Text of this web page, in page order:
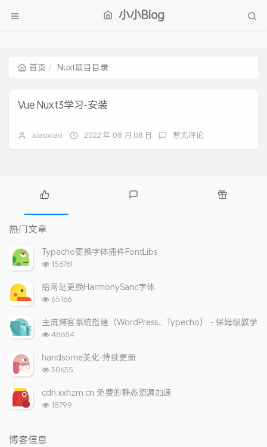
小小Blog
首页 Nuxt项目目录
Vue Nuxt3学习-安装
xiaoxiao 2022 年 08 月 08 日 暂无评论
热
门
文
章
论
热门文章
Typecho更换字体插件FontLibs
浏
次
数:
156761
给网站更换HarmonySanc字体
浏
次
数:
65166
主流博客系统搭建（WordPress、Typecho） - 保姆级教学
浏
次
数:
48684
handsome美化-持续更新
浏
次
数:
30635
cdn.xxhzm.cn 免费的静态资源加速
浏
18799
博客信息